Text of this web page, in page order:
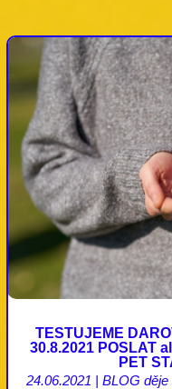
TESTUJEME
30.8.2021 POSLAT
PET
24.06.2021 |BLOG